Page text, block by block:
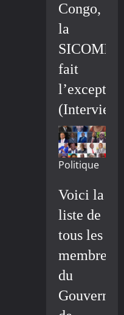
Congo,
la
fait
(Interview)
Politique
Voici la
liste de
tous les
membres
du